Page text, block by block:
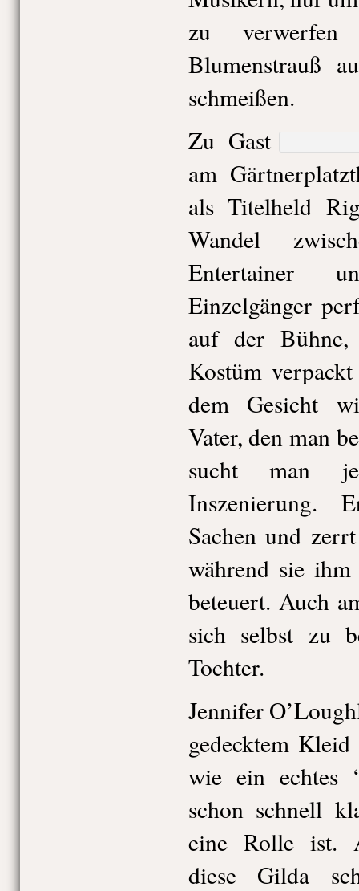
zu
Blumenstrauß
schmeißen.
Zu Gast
am
als Titelheld
Wandel
Entertainer
Einzelgänger
auf der
Kostüm
dem Gesicht
Vater, den man
sucht man
Inszenierung.
Sachen und
während sie
beteuert. Auch
sich selbst zu
Tochter.
Jennifer
gedecktem
wie ein echtes
schon schnell
eine Rolle ist.
diese Gilda